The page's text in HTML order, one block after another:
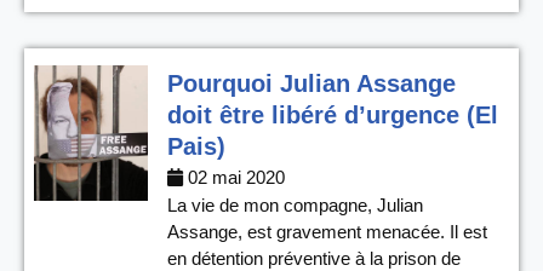
Pourquoi Julian Assange
doit être libéré d’urgence (El
Pais)
02 mai 2020
La vie de mon compagne, Julian
Assange, est gravement menacée. Il est
en détention préventive à la prison de